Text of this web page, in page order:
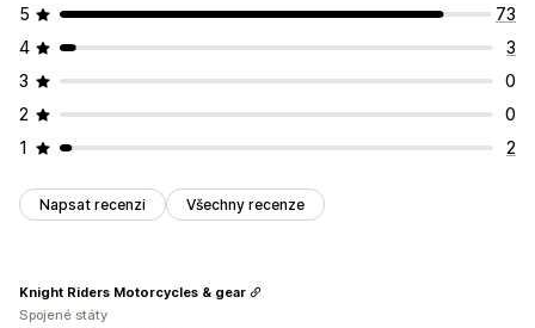
Resetování při každé návštěvě
Pevná minuta
Časované relace
Denní výhodné nabídky Bleskové výprodeje
Pokladna Nejzazší termín expedice
5
73
4
3
3
0
2
0
1
2
Napsat recenzi Všechny recenze
Knight Riders Motorcycles & gear
Spojené státy